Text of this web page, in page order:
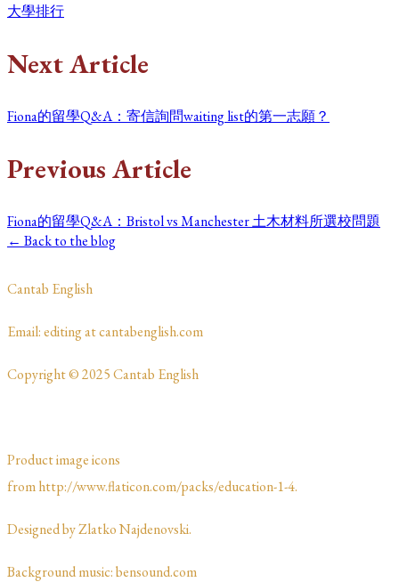
大學排行
Next Article
Fiona的留學Q&A：寄信詢問waiting list的第一志願？
Previous Article
Fiona的留學Q&A：Bristol vs Manchester 土木材料所選校問題
← Back to the blog
​Cantab English
​​​Email: editing at cantabenglish.com
Copyright © 2025 Cantab English
Product image icons
from http://www.flaticon.com/packs/education-1-4.
Designed by Zlatko Najdenovski. ​​​​
Background music: bensound.com